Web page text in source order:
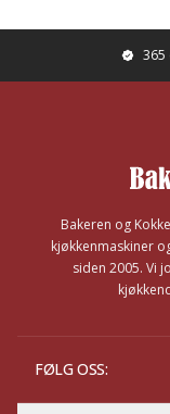
365
Bakeren og
kjøkkenmaskiner
siden 2005. Vi
FØLG OSS: